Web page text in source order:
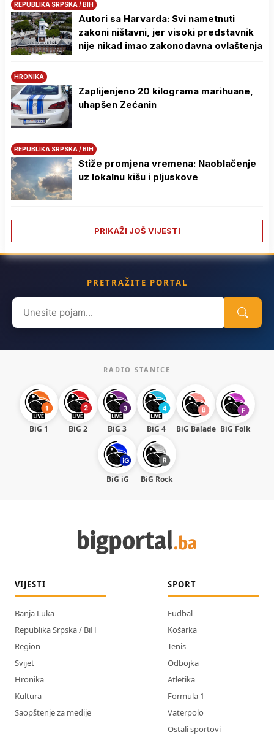
REPUBLIKA SRPSKA / BIH
Autori sa Harvarda: Svi nametnuti
zakoni ništavni, jer visoki predstavnik
nije nikad imao zakonodavna ovlaštenja
HRONIKA
Zaplijenjeno 20 kilograma marihuane,
uhapšen Zećanin
REPUBLIKA SRPSKA / BIH
Stiže promjena vremena: Naoblačenje
uz lokalnu kišu i pljuskove
PRIKAŽI JOŠ VIJESTI
PRETRAŽITE PORTAL
Search
for:
RADIO STANICE
BiG 1 BiG 2 BiG 3 BiG 4 BiG Balade BiG Folk
BiG iG BiG Rock
VIJESTI
Banja Luka
Republika Srpska / BiH
Region
Svijet
Hronika
Kultura
Saopštenje za medije
SPORT
Fudbal
Košarka
Tenis
Odbojka
Atletika
Formula 1
Vaterpolo
Ostali sportovi